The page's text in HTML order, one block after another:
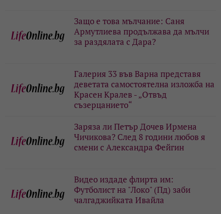
Защо е това мълчание: Саня
Армутлиева продължава да мълчи
за раздялата с Дара?
Галерия 33 във Варна представя
деветата самостоятелна изложба на
Красен Кралев - „Отвъд
съзерцанието“
Заряза ли Петър Дочев Ирмена
Чичикова? След 8 години любов я
смени с Александра Фейгин
Видео издаде флирта им:
Футболист на "Локо" (Пд) заби
чалгаджийката Ивайла